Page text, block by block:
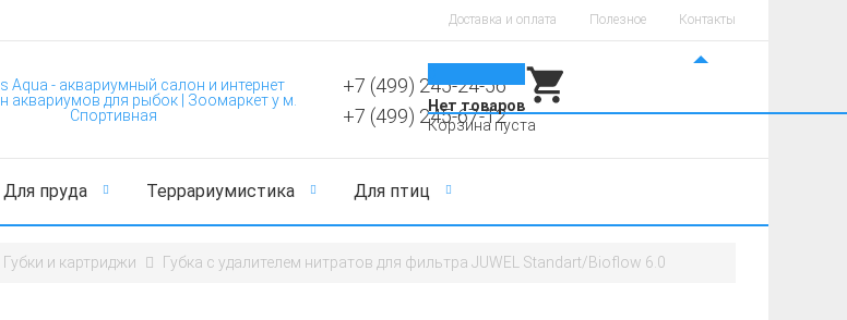
Доставка и оплата Полезное Контакты
+7 (499) 245-24-56
+7 (499) 245-67-12
Нет товаров
Корзина пуста
Для пруда Террариумистика Для птиц
Губки и картриджи Губка с удалителем нитратов для фильтра JUWEL Standart/Bioflow 6.0